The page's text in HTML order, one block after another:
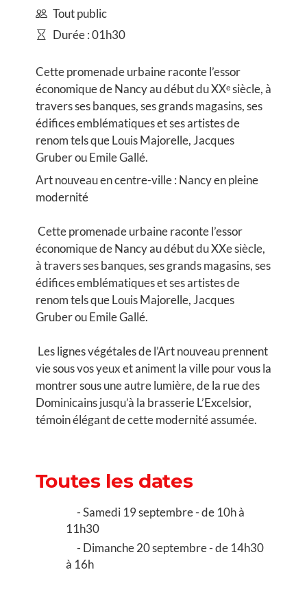
Tout public
Durée : 01h30
Cette promenade urbaine raconte l’essor
économique de Nancy au début du XXᵉ siècle, à
travers ses banques, ses grands magasins, ses
édifices emblématiques et ses artistes de
renom tels que Louis Majorelle, Jacques
Gruber ou Emile Gallé.
Art nouveau en centre-ville : Nancy en pleine
modernité
Cette promenade urbaine raconte l’essor
économique de Nancy au début du XXe siècle,
à travers ses banques, ses grands magasins, ses
édifices emblématiques et ses artistes de
renom tels que Louis Majorelle, Jacques
Gruber ou Emile Gallé.
Les lignes végétales de l’Art nouveau prennent
vie sous vos yeux et animent la ville pour vous la
montrer sous une autre lumière, de la rue des
Dominicains jusqu’à la brasserie L’Excelsior,
témoin élégant de cette modernité assumée.
Toutes les dates
Samedi 19 septembre - de 10h à
11h30
Dimanche 20 septembre - de 14h30
à 16h